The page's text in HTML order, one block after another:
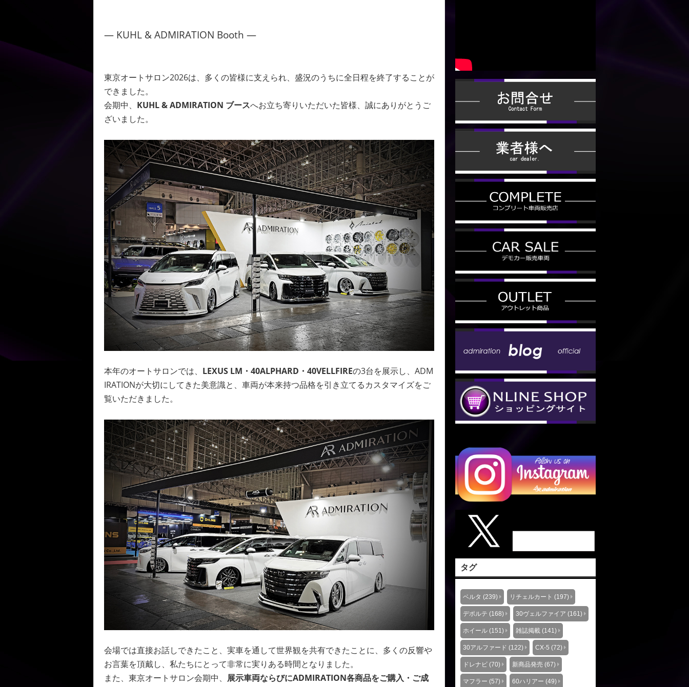
— KUHL & ADMIRATION Booth —
東京オートサロン2026は、多くの皆様に支えられ、盛況のうちに全日程を終了することが
できました。
会期中、 KUHL & ADMIRATION ブースへお立ち寄りいただいた皆様、誠にありがとうご
ざいました。
本年のオートサロンでは、 LEXUS LM・ 40ALPHARD・ 40VELLFIREの3台を展示し、ADM
IRATIONが大切にしてきた美意識と、車両が本来持つ品格を引き立てるカスタマイズをご
覧いただきました。
会場では直接お話しできたこと、実車を通して世界観を共有できたことに、多くの反響や
お言葉を頂戴し、私たちにとって非常に実りある時間となりました。
また、東京オートサロン会期中、 展示車両ならびにADMIRATION各商品をご購入・ご成
タグ
ベルタ (239) リチェルカート (197)
デポルテ (168) 30ヴェルファイア (161)
ホイール (151) 雑誌掲載 (141)
30アルファード (122) CX-5 (72)
ドレナビ (70) 新商品発売 (67)
マフラー (57) 60ハリアー (49)